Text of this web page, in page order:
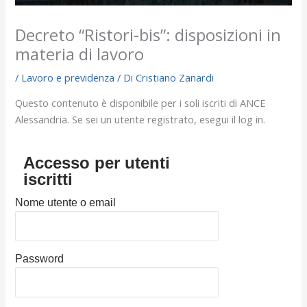
Decreto “Ristori-bis”: disposizioni in
materia di lavoro
/ Lavoro e previdenza / DiCristiano Zanardi
Questo contenuto è disponibile per i soli iscriti di ANCE
Alessandria. Se sei un utente registrato, esegui il log in.
Accesso per utenti
iscritti
Nome utente o email
Password